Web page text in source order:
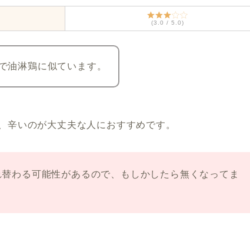
(3.0 / 5.0)
油淋鶏に似ています。
辛いのが大丈夫な人におすすめです。
わる可能性があるので、もしかしたら無くなってま